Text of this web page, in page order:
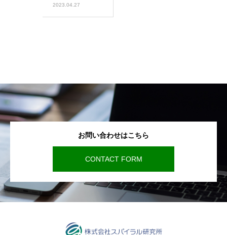
2023.04.27
お問い合わせはこちら
CONTACT FORM